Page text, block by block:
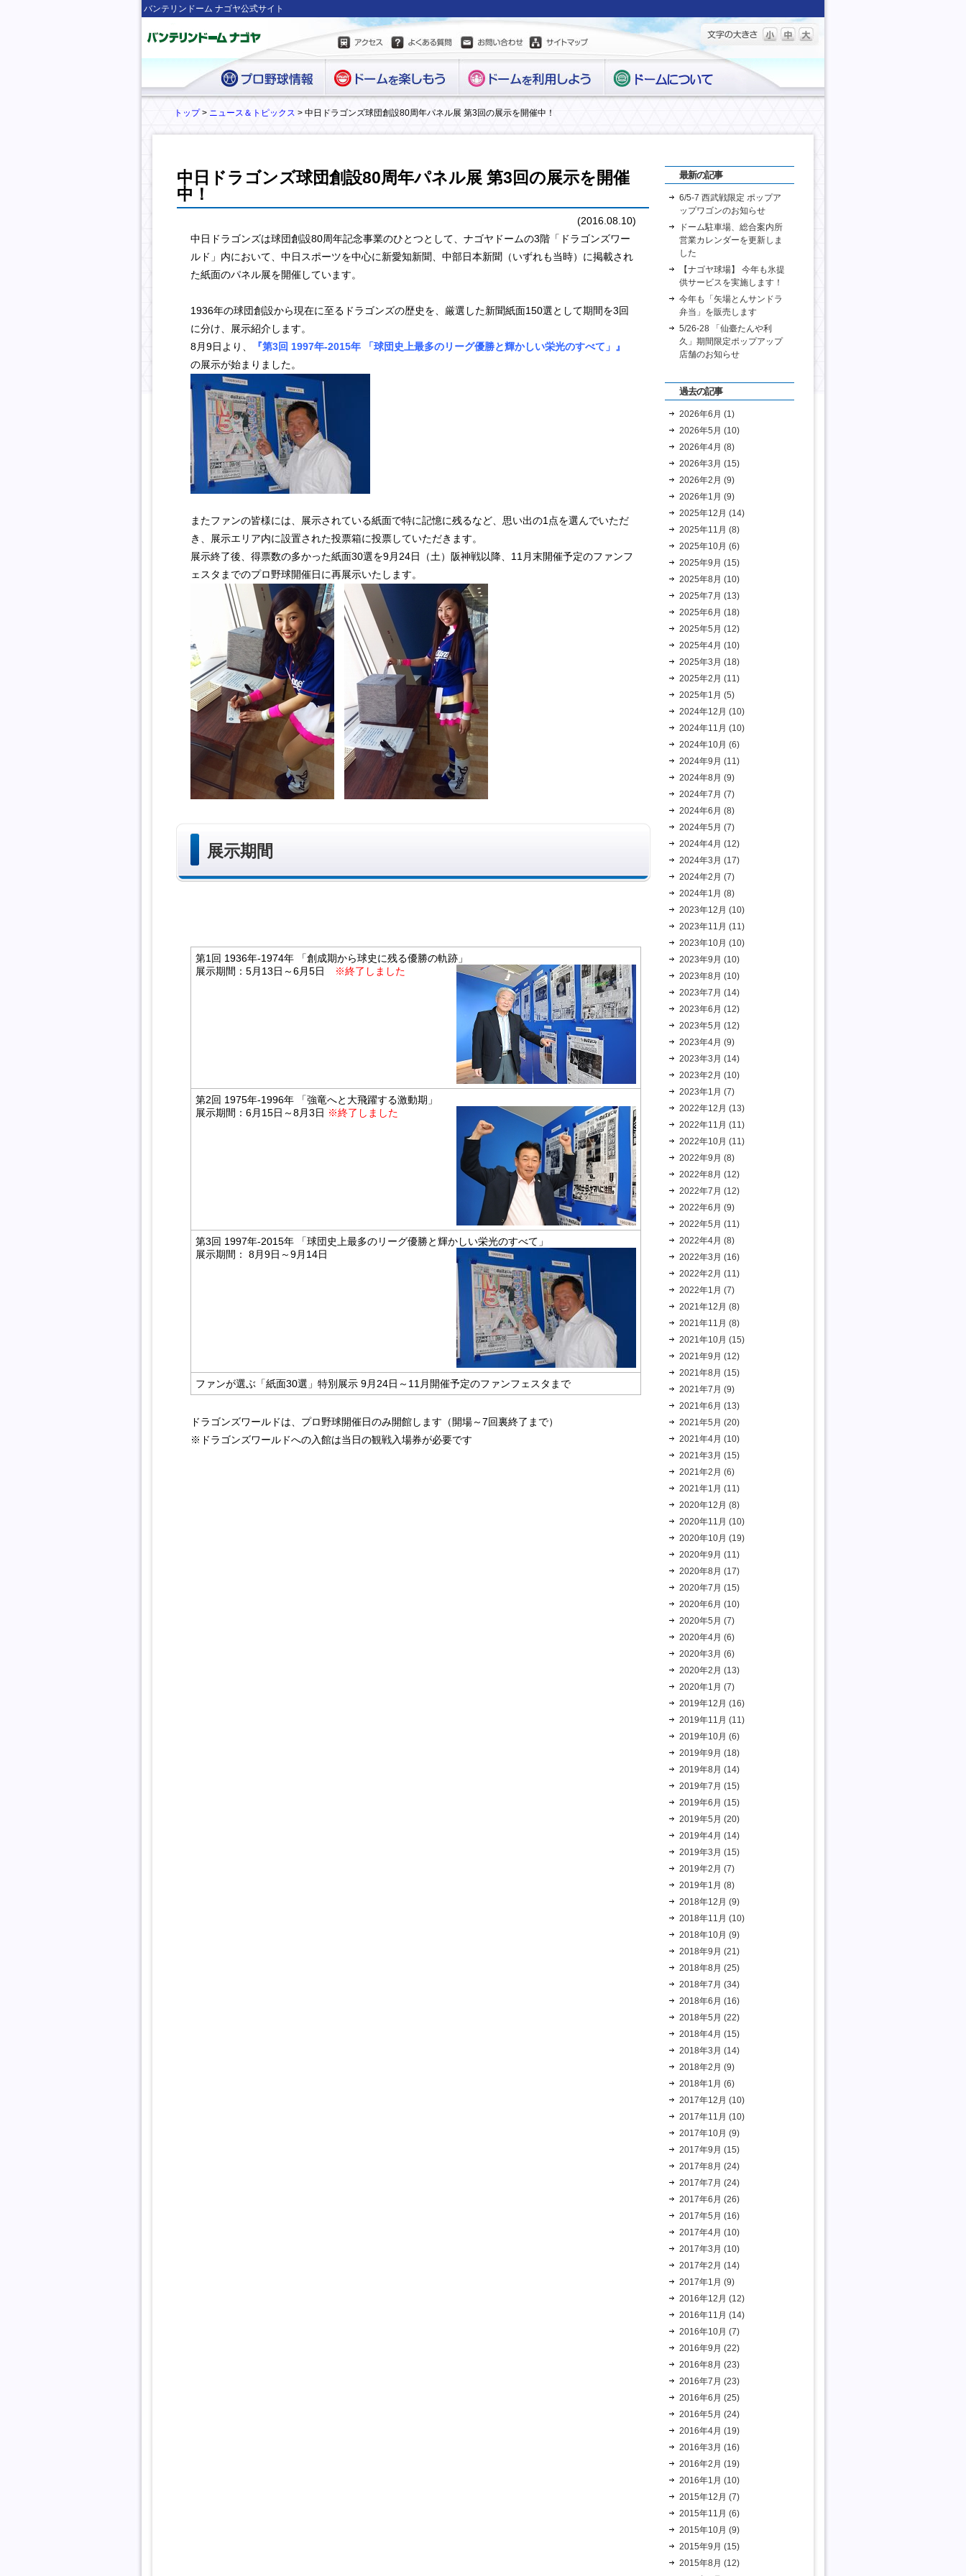
バンテリンドーム ナゴヤ公式サイト
トップ> ニュース＆トピックス > 中日ドラゴンズ球団創設80周年パネル展 第3回の展示を開催中！
中日ドラゴンズ球団創設80周年パネル展 第3回の展示を開催
中！
(2016.08.10)
中日ドラゴンズは球団創設80周年記念事業のひとつとして、ナゴヤドームの3階「ドラゴンズワー
ルド」内において、中日スポーツを中心に新愛知新聞、中部日本新聞（いずれも当時）に掲載され
た紙面のパネル展を開催しています。
1936年の球団創設から現在に至るドラゴンズの歴史を、厳選した新聞紙面150選として期間を3回
に分け、展示紹介します。
8月9日より、
『第3回 1997年‐2015年 「球団史上最多のリーグ優勝と輝かしい栄光のすべて」』
の展示が始まりました。
またファンの皆様には、展示されている紙面で特に記憶に残るなど、思い出の1点を選んでいただ
き、展示エリア内に設置された投票箱に投票していただきます。
展示終了後、得票数の多かった紙面30選を9月24日（土）阪神戦以降、11月末開催予定のファンフ
ェスタまでのプロ野球開催日に再展示いたします。
展示期間
第1回 1936年‐1974年 「創成期から球史に残る優勝の軌跡」
展示期間：5月13日～6月5日
※終了しました
第2回 1975年‐1996年 「強竜へと大飛躍する激動期」
展示期間： 6月15日～8月3日 ※終了しました
第3回 1997年‐2015年 「球団史上最多のリーグ優勝と輝かしい栄光のすべて」
展示期間： 8月9日～9月14日
ファンが選ぶ「紙面30選」特別展示 9月24日～11月開催予定のファンフェスタまで
ドラゴンズワールドは、プロ野球開催日のみ開館します（開場～7回裏終了まで）
※ドラゴンズワールドへの入館は当日の観戦入場券が必要です
最新の記事
6/5-7 西武戦限定 ポップア
ップワゴンのお知らせ
ドーム駐車場、総合案内所
営業カレンダーを更新しま
した
【ナゴヤ球場】 今年も氷提
供サービスを実施します！
今年も「矢場とんサンドラ
弁当」を販売します
5/26-28 「仙臺たんや利
久」期間限定ポップアップ
店舗のお知らせ
過去の記事
2026年6月 (1)
2026年5月 (10)
2026年4月 (8)
2026年3月 (15)
2026年2月 (9)
2026年1月 (9)
2025年12月 (14)
2025年11月 (8)
2025年10月 (6)
2025年9月 (15)
2025年8月 (10)
2025年7月 (13)
2025年6月 (18)
2025年5月 (12)
2025年4月 (10)
2025年3月 (18)
2025年2月 (11)
2025年1月 (5)
2024年12月 (10)
2024年11月 (10)
2024年10月 (6)
2024年9月 (11)
2024年8月 (9)
2024年7月 (7)
2024年6月 (8)
2024年5月 (7)
2024年4月 (12)
2024年3月 (17)
2024年2月 (7)
2024年1月 (8)
2023年12月 (10)
2023年11月 (11)
2023年10月 (10)
2023年9月 (10)
2023年8月 (10)
2023年7月 (14)
2023年6月 (12)
2023年5月 (12)
2023年4月 (9)
2023年3月 (14)
2023年2月 (10)
2023年1月 (7)
2022年12月 (13)
2022年11月 (11)
2022年10月 (11)
2022年9月 (8)
2022年8月 (12)
2022年7月 (12)
2022年6月 (9)
2022年5月 (11)
2022年4月 (8)
2022年3月 (16)
2022年2月 (11)
2022年1月 (7)
2021年12月 (8)
2021年11月 (8)
2021年10月 (15)
2021年9月 (12)
2021年8月 (15)
2021年7月 (9)
2021年6月 (13)
2021年5月 (20)
2021年4月 (10)
2021年3月 (15)
2021年2月 (6)
2021年1月 (11)
2020年12月 (8)
2020年11月 (10)
2020年10月 (19)
2020年9月 (11)
2020年8月 (17)
2020年7月 (15)
2020年6月 (10)
2020年5月 (7)
2020年4月 (6)
2020年3月 (6)
2020年2月 (13)
2020年1月 (7)
2019年12月 (16)
2019年11月 (11)
2019年10月 (6)
2019年9月 (18)
2019年8月 (14)
2019年7月 (15)
2019年6月 (15)
2019年5月 (20)
2019年4月 (14)
2019年3月 (15)
2019年2月 (7)
2019年1月 (8)
2018年12月 (9)
2018年11月 (10)
2018年10月 (9)
2018年9月 (21)
2018年8月 (25)
2018年7月 (34)
2018年6月 (16)
2018年5月 (22)
2018年4月 (15)
2018年3月 (14)
2018年2月 (9)
2018年1月 (6)
2017年12月 (10)
2017年11月 (10)
2017年10月 (9)
2017年9月 (15)
2017年8月 (24)
2017年7月 (24)
2017年6月 (26)
2017年5月 (16)
2017年4月 (10)
2017年3月 (10)
2017年2月 (14)
2017年1月 (9)
2016年12月 (12)
2016年11月 (14)
2016年10月 (7)
2016年9月 (22)
2016年8月 (23)
2016年7月 (23)
2016年6月 (25)
2016年5月 (24)
2016年4月 (19)
2016年3月 (16)
2016年2月 (19)
2016年1月 (10)
2015年12月 (7)
2015年11月 (6)
2015年10月 (9)
2015年9月 (15)
2015年8月 (12)